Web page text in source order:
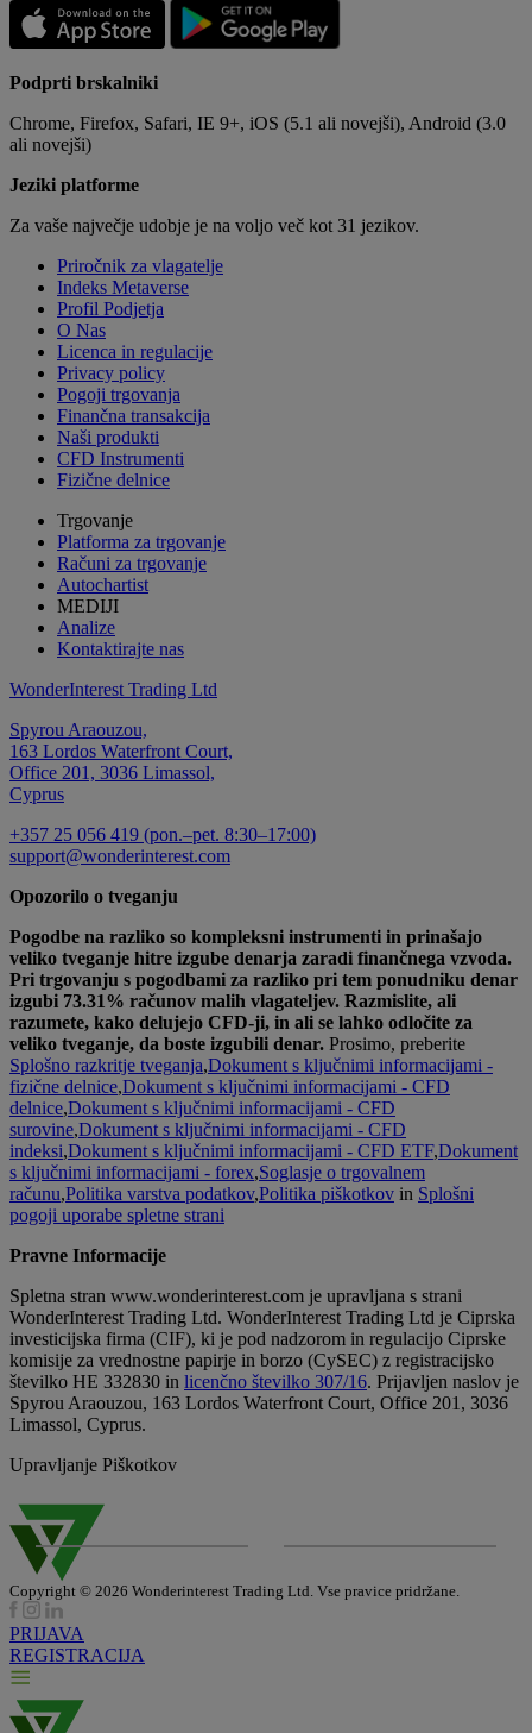
Podprti brskalniki
Chrome, Firefox, Safari, IE 9+, iOS (5.1 ali novejši), Android (3.0
ali novejši)
Jeziki platforme
Za vaše največje udobje je na voljo več kot 31 jezikov.
Priročnik za vlagatelje
Indeks Metaverse
Profil Podjetja
O Nas
Licenca in regulacije
Privacy policy
Pogoji trgovanja
Finančna transakcija
Naši produkti
CFD Instrumenti
Fizične delnice
Trgovanje
Platforma za trgovanje
Računi za trgovanje
Autochartist
MEDIJI
Analize
Kontaktirajte nas
WonderInterest Trading Ltd
Spyrou Araouzou,
163 Lordos Waterfront Court,
Office 201, 3036 Limassol,
Cyprus
+357 25 056 419 (pon.–pet. 8:30–17:00)
support@wonderinterest.com
Opozorilo o tveganju
Pogodbe na razliko so kompleksni instrumenti in prinašajo
veliko tveganje hitre izgube denarja zaradi finančnega vzvoda.
Pri trgovanju s pogodbami za razliko pri tem ponudniku denar
izgubi 73.31% računov malih vlagateljev. Razmislite, ali
razumete, kako delujejo CFD-ji, in ali se lahko odločite za
veliko tveganje, da boste izgubili denar. Prosimo, preberite
Splošno razkritje tveganja,Dokument s ključnimi informacijami -
fizične delnice,Dokument s ključnimi informacijami - CFD
delnice,Dokument s ključnimi informacijami - CFD
surovine,Dokument s ključnimi informacijami - CFD
indeksi,Dokument s ključnimi informacijami - CFD ETF,Dokument
s ključnimi informacijami - forex,Soglasje o trgovalnem
računu,Politika varstva podatkov,Politika piškotkov in Splošni
pogoji uporabe spletne strani
Pravne Informacije
Spletna stran www.wonderinterest.com je upravljana s strani
WonderInterest Trading Ltd. WonderInterest Trading Ltd je Ciprska
investicijska firma (CIF), ki je pod nadzorom in regulacijo Ciprske
komisije za vrednostne papirje in borzo (CySEC) z registracijsko
številko HE 332830 in licenčno številko 307/16. Prijavljen naslov je
Spyrou Araouzou, 163 Lordos Waterfront Court, Office 201, 3036
Limassol, Cyprus.
Upravljanje Piškotkov
Copyright © 2026 Wonderinterest Trading Ltd. Vse pravice pridržane.
PRIJAVA
REGISTRACIJA